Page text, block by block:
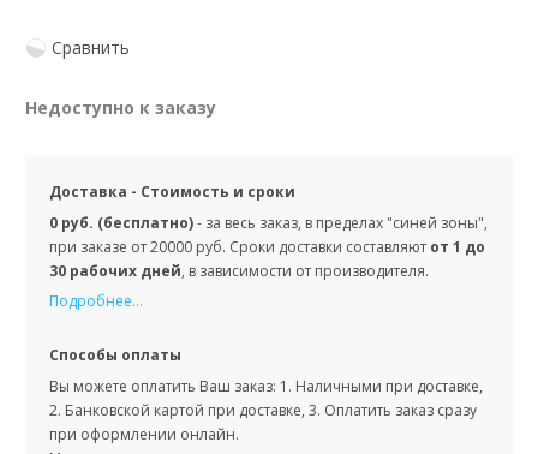
Сравнить
Недоступно к заказу
Доставка - Стоимость и сроки
0 руб. (бесплатно)- за весь заказ, в пределах "синей зоны",
при заказе от 20000 руб. Сроки доставки составляют от 1 до
30 рабочих дней, в зависимости от производителя.
Подробнее...
Способы оплаты
Вы можете оплатить Ваш заказ: 1. Наличными при доставке,
2. Банковской картой при доставке, 3. Оплатить заказ сразу
при оформлении онлайн.